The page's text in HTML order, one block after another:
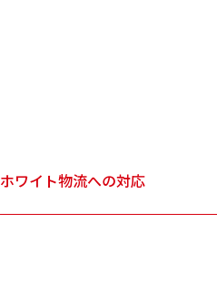
ホワイト物流への対応